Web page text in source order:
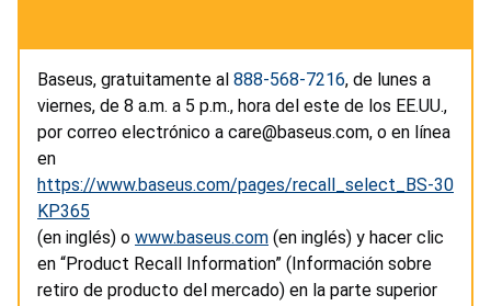
Baseus, gratuitamente al 888-568-7216, de lunes a
viernes, de 8 a.m. a 5 p.m., hora del este de los EE.UU.,
por correo electrónico a care@baseus.com, o en línea
en
https://www.baseus.com/pages/recall_select_BS-30
KP365
(en inglés) o www.baseus.com (en inglés) y hacer clic
en “Product Recall Information” (Información sobre
retiro de producto del mercado) en la parte superior